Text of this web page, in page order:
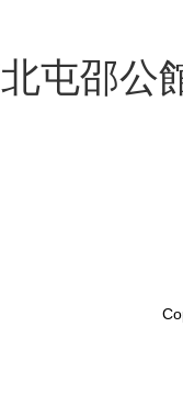
屯邵公